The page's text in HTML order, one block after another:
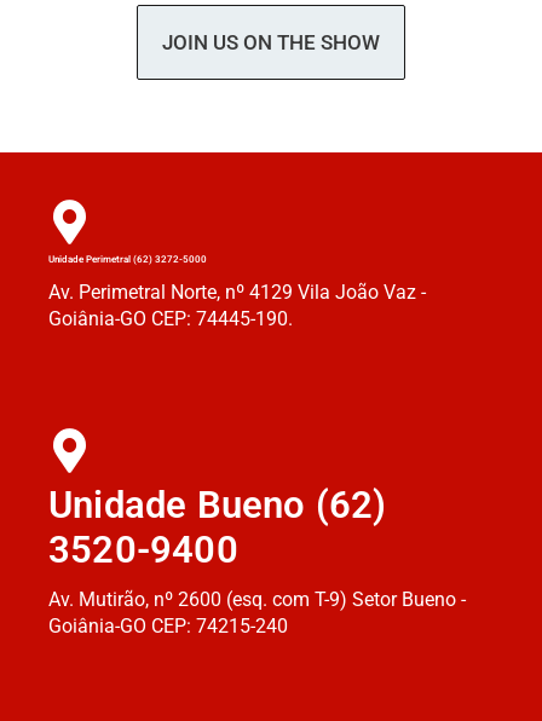
JOIN US ON THE SHOW
Unidade Perimetral (62) 3272-5000
Av. Perimetral Norte, nº 4129 Vila João Vaz -
Goiânia-GO CEP: 74445-190.
Unidade Bueno (62)
3520-9400
Av. Mutirão, nº 2600 (esq. com T-9) Setor Bueno -
Goiânia-GO CEP: 74215-240